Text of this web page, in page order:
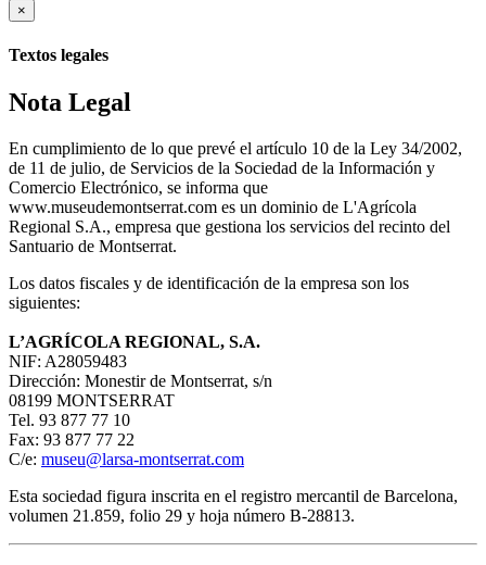
×
Textos legales
Nota Legal
En cumplimiento de lo que prevé el artículo 10 de la Ley 34/2002,
de 11 de julio, de Servicios de la Sociedad de la Información y
Comercio Electrónico, se informa que
www.museudemontserrat.com es un dominio de L'Agrícola
Regional S.A., empresa que gestiona los servicios del recinto del
Santuario de Montserrat.
Los datos fiscales y de identificación de la empresa son los
siguientes:
L’AGRÍCOLA REGIONAL, S.A.
NIF: A28059483
Dirección: Monestir de Montserrat, s/n
08199 MONTSERRAT
Tel. 93 877 77 10
Fax: 93 877 77 22
C/e: museu@larsa-montserrat.com
Esta sociedad figura inscrita en el registro mercantil de Barcelona,
volumen 21.859, folio 29 y hoja número B-28813.